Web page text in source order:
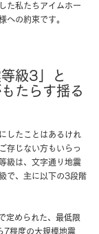
た私たちアイムホー
への約束です。
級3」と
たらす揺る
したことはあるけれ
存じない方もいらっ
級は、文字通り地震
で、主に以下の3段階
定められた、最低限
7程度の大規模地震